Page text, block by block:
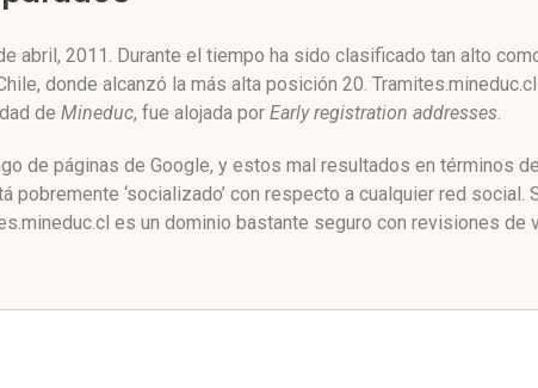
abril, 2011. Durante el tiempo ha sido clasificado tan alto
donde alcanzó la más alta posición 20.
de Mineduc, fue alojada por Early registration addresses.
de páginas de Google, y estos mal resultados en términos
pobremente ‘socializado’ con respecto a cualquier red social.
es un dominio bastante seguro con revisiones de